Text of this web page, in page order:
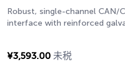
Robust, single-channel CAN/
interface with reinforced
¥3,593.00 未税